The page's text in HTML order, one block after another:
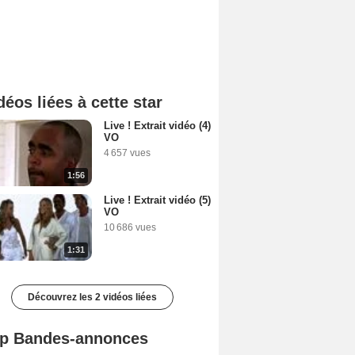
liées à cette star
1:56
Live ! Extrait vidéo (4)
VO
4 657 vues
1:31
Live ! Extrait vidéo (5)
VO
10 686 vues
Découvrez les 2 vidéos liées
Bandes-annonces
Mutiny Bande-annonce VO STFR Spider-Man: Brand New Day Bande-annonce VO STFR